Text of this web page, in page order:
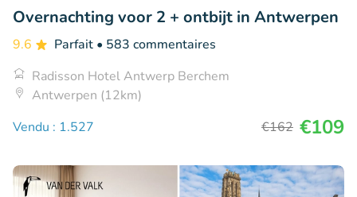
Overnachting voor 2 + ontbijt in Antwerpen
9.6 Parfait • 583 commentaires
Radisson Hotel Antwerp Berchem
Antwerpen (12km)
Vendu : 1.527
€162 €109